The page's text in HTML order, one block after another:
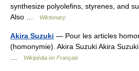
synthesize polyolefins, styrenes, and
Also …
Wiktionary
Akira Suzuki — Pour les articles
(homonymie). Akira Suzuki Akira
Wikipédia en Français